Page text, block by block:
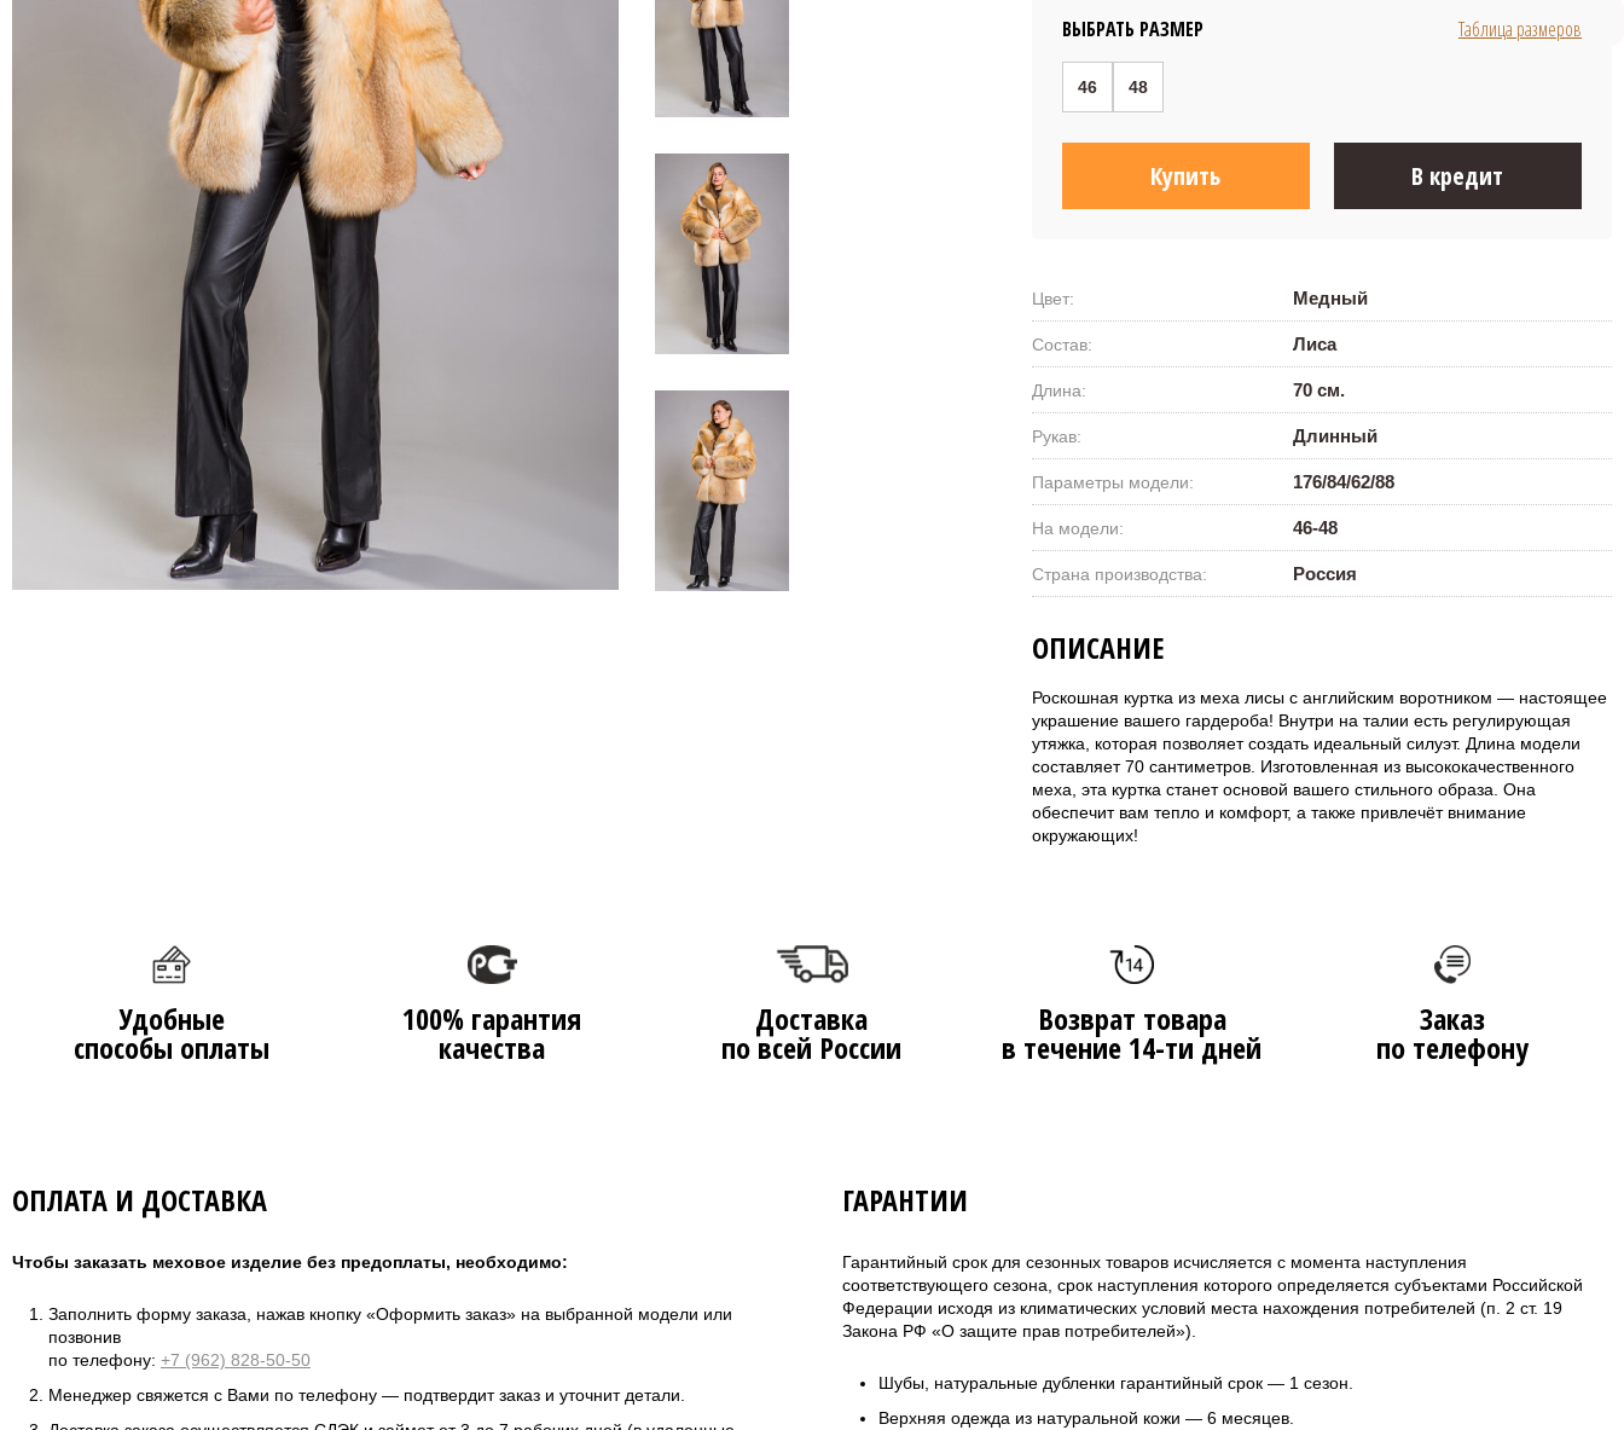
ВЫБРАТЬ РАЗМЕР Таблица размеров
46 48
Купить В кредит
Цвет: Медный
Состав: Лиса
Длина: 70 см.
Рукав: Длинный
Параметры модели: 176/84/62/88
На модели: 46-48
Страна производства: Россия
ОПИСАНИЕ
Роскошная куртка из меха лисы с английским воротником — настоящее
украшение вашего гардероба! Внутри на талии есть регулирующая
утяжка, которая позволяет создать идеальный силуэт. Длина модели
составляет 70 сантиметров. Изготовленная из высококачественного
меха, эта куртка станет основой вашего стильного образа. Она
обеспечит вам тепло и комфорт, а также привлечёт внимание
окружающих!
Удобные
способы оплаты
100% гарантия
качества
Доставка
по всей России
Возврат товара
в течение 14-ти дней
Заказ
по телефону
ОПЛАТА И ДОСТАВКА
Чтобы заказать меховое изделие без предоплаты, необходимо:
Заполнить форму заказа, нажав кнопку «Оформить заказ» на выбранной модели или
позвонив
по телефону: +7 (962) 828-50-50
Менеджер свяжется с Вами по телефону — подтвердит заказ и уточнит детали.
ГАРАНТИИ
Гарантийный срок для сезонных товаров исчисляется с момента наступления
соответствующего сезона, срок наступления которого определяется субъектами Российской
Федерации исходя из климатических условий места нахождения потребителей (п. 2 ст. 19
Закона РФ «О защите прав потребителей»).
Шубы, натуральные дубленки гарантийный срок — 1 сезон.
Верхняя одежда из натуральной кожи — 6 месяцев.